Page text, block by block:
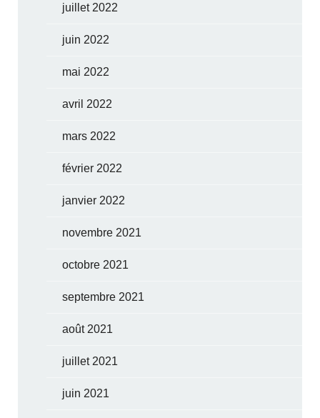
juillet 2022
juin 2022
mai 2022
avril 2022
mars 2022
février 2022
janvier 2022
novembre 2021
octobre 2021
septembre 2021
août 2021
juillet 2021
juin 2021